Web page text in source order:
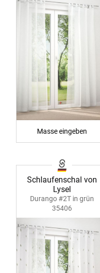
Masse eingeben
Schlaufenschal von
Lysel
Durango #2T in grün
35406